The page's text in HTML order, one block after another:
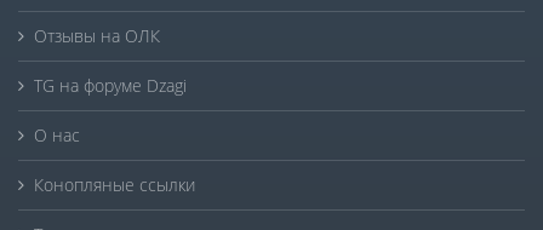
Отзывы на ОЛК
TG на форуме Dzagi
О нас
Конопляные ссылки